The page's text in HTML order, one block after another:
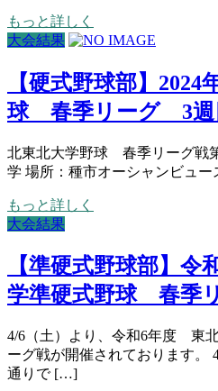
もっと詳しく
大会結果
【硬式野球部】2024
球 春季リーグ 3週
北東北大学野球 春季リーグ戦
学 場所：種市オーシャンビュ
もっと詳しく
大会結果
【準硬式野球部】令
学準硬式野球 春季
4/6（土）より、令和6年度 東
ーグ戦が開催されております。
通りで […]